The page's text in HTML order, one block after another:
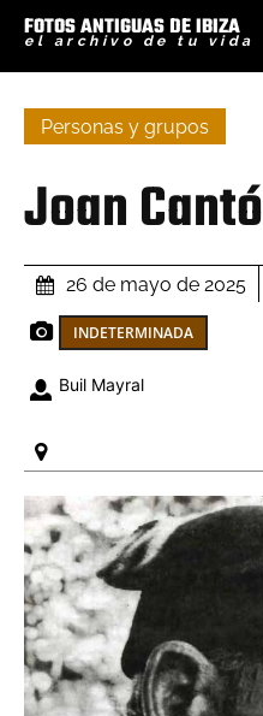
FOTOS ANTIGUAS DE IBIZA
el archivo de tu vida
Personas y grupos
Joan Cantó
26 de mayo de 2025
INDETERMINADA
Buil Mayral